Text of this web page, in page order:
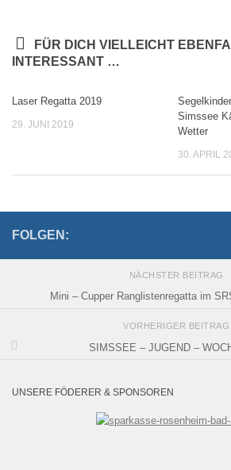
FÜR DICH VIELLEICHT
INTERESSANT …
Laser Regatta 2019
29. JUNI 2019
Simssee
Wetter
30. APRIL
FOLGEN:
NÄCHSTER BEITRAG
Mini – Cupper Ranglistenregatta im
VORHERIGER BEITRAG
SIMSSEE – JUGEND –
UNSERE FÖDERER & SPONSOREN